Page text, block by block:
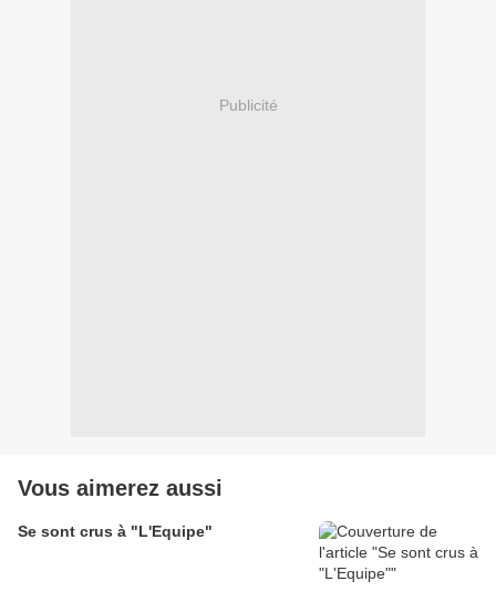
Publicité
Vous aimerez aussi
Se sont crus à "L'Equipe"